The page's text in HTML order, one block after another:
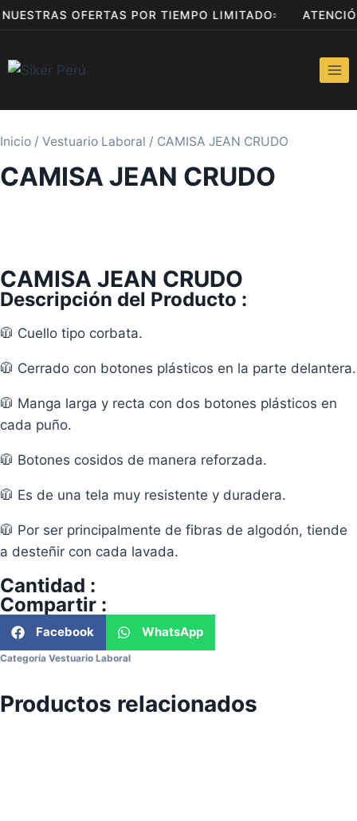
NUESTRAS OFERTAS POR TIEMPO LIMITADO
Inicio / Vestuario Laboral / CAMISA JEAN CRUDO
CAMISA JEAN CRUDO
CAMISA JEAN CRUDO
Descripción del Producto :
🧥 Cuello tipo corbata.
🧥 Cerrado con botones plásticos en la parte delantera.
🧥 Manga larga y recta con dos botones plásticos en
cada puño.
🧥 Botones cosidos de manera reforzada.
🧥 Es de una tela muy resistente y duradera.
🧥 Por ser principalmente de fibras de algodón, tiende
a desteñir con cada lavada.
Cantidad :
Compartir :
Facebook WhatsApp
Categoría Vestuario Laboral
Productos relacionados